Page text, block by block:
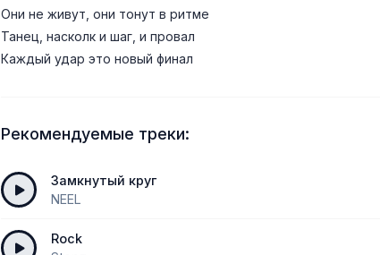
Они не живут, они тонут в ритме
Танец, насколк и шаг, и провал
Каждый удар это новый финал
Рекомендуемые треки:
Замкнутый круг
NEEL
Rock